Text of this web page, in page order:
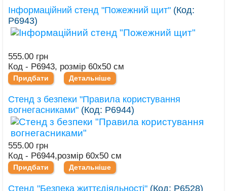
Інформаційний стенд "Пожежний щит" (Код:
Р6943)
555.00 грн
Код - Р6943, розмір 60х50 см
Придбати Детальніше
Стенд з безпеки "Правила користування
вогнегасниками" (Код: Р6944)
555.00 грн
Код - Р6944,розмір 60х50 см
Придбати Детальніше
Стенд "Безпека життєдіяльності" (Код: Р6528)